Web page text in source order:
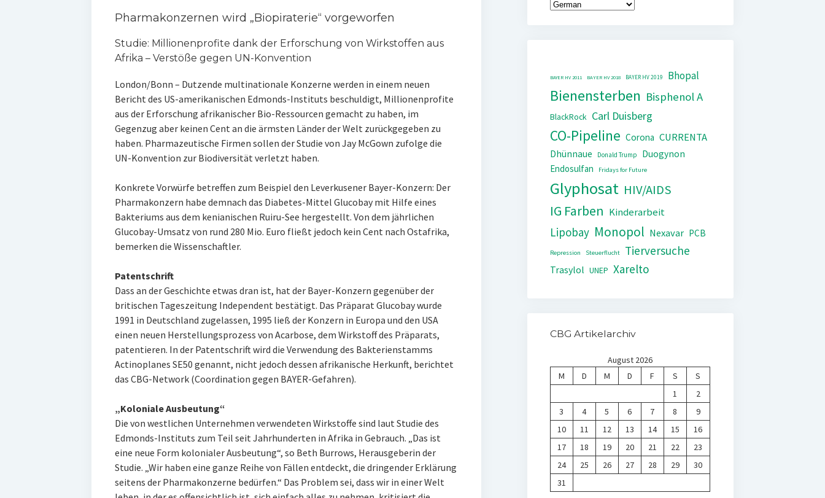
Pharmakonzernen wird „Biopiraterie“ vorgeworfen
Studie: Millionenprofite dank der Erforschung von Wirkstoffen aus
Afrika – Verstöße gegen UN-Konvention
London/Bonn – Dutzende multinationale Konzerne werden in einem neuen
Bericht des US-amerikanischen Edmonds-Instituts beschuldigt, Millionenprofite
aus der Erforschung afrikanischer Bio-Ressourcen gemacht zu haben, im
Gegenzug aber keinen Cent an die ärmsten Länder der Welt zurückgegeben zu
haben. Pharmazeutische Firmen sollen der Studie von Jay McGown zufolge die
UN-Konvention zur Biodiversität verletzt haben.
Konkrete Vorwürfe betreffen zum Beispiel den Leverkusener Bayer-Konzern: Der
Pharmakonzern habe demnach das Diabetes-Mittel Glucobay mit Hilfe eines
Bakteriums aus dem kenianischen Ruiru-See hergestellt. Von dem jährlichen
Glucobay-Umsatz von rund 280 Mio. Euro fließt jedoch kein Cent nach Ostafrika,
bemerken die Wissenschaftler.
Patentschrift
Dass an der Geschichte etwas dran ist, hat der Bayer-Konzern gegenüber der
britischen Tageszeitung Independent bestätigt. Das Präparat Glucobay wurde
1991 in Deutschland zugelassen, 1995 ließ der Konzern in Europa und den USA
einen neuen Herstellungsprozess von Acarbose, dem Wirkstoff des Präparats,
patentieren. In der Patentschrift wird die Verwendung des Bakterienstamms
Actinoplanes SE50 genannt, nicht jedoch dessen afrikanische Herkunft, berichtet
das CBG-Network (Coordination gegen BAYER-Gefahren).
„Koloniale Ausbeutung“
Die von westlichen Unternehmen verwendeten Wirkstoffe sind laut Studie des
Edmonds-Instituts zum Teil seit Jahrhunderten in Afrika in Gebrauch. „Das ist
eine neue Form kolonialer Ausbeutung“, so Beth Burrows, Herausgeberin der
Studie. „Wir haben eine ganze Reihe von Fällen entdeckt, die dringender Erklärung
seitens der Pharmakonzerne bedürfen.“ Das Problem sei, dass wir in einer Welt
BAYER HV 2011 BAYER HV 2018 BAYER HV 2019 Bhopal
Bienensterben Bisphenol A
BlackRock Carl Duisberg
CO-Pipeline Corona CURRENTA
Dhünnaue Donald Trump
Duogynon
Endosulfan
Fridays for Future
Glyphosat HIV/AIDS
IG Farben Kinderarbeit
Lipobay Monopol Nexavar PCB
Repression Steuerflucht Tierversuche
Trasylol UNEP Xarelto
CBG Artikelarchiv
August 2026
M
D M D F S
S
1
2
3
4 5 6 7 8
9
10
11 12 13 14 15
16
17
18 19 20 21 22
23
24
25 26 27 28 29
30
31